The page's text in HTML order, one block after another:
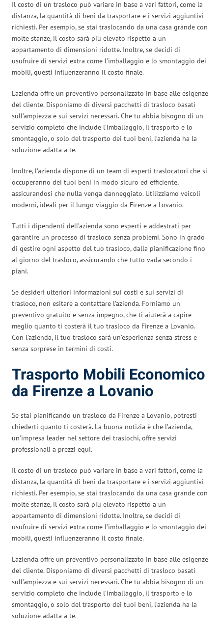
Il costo di un trasloco può variare in base a vari fattori, come la
distanza, la quantità di beni da trasportare e i servizi aggiuntivi
richiesti. Per esempio, se stai traslocando da una casa grande con
molte stanze, il costo sarà più elevato rispetto a un
appartamento di dimensioni ridotte. Inoltre, se decidi di
usufruire di servizi extra come l’imballaggio e lo smontaggio dei
mobili, questi influenzeranno il costo finale.
L’azienda offre un preventivo personalizzato in base alle esigenze
del cliente. Disponiamo di diversi pacchetti di trasloco basati
sull’ampiezza e sui servizi necessari. Che tu abbia bisogno di un
servizio completo che include l’imballaggio, il trasporto e lo
smontaggio, o solo del trasporto dei tuoi beni, l’azienda ha la
soluzione adatta a te.
Inoltre, l’azienda dispone di un team di esperti traslocatori che si
occuperanno dei tuoi beni in modo sicuro ed efficiente,
assicurandosi che nulla venga danneggiato. Utilizziamo veicoli
moderni, ideali per il lungo viaggio da Firenze a Lovanio.
Tutti i dipendenti dell’azienda sono esperti e addestrati per
garantire un processo di trasloco senza problemi. Sono in grado
di gestire ogni aspetto del tuo trasloco, dalla pianificazione fino
al giorno del trasloco, assicurando che tutto vada secondo i
piani.
Se desideri ulteriori informazioni sui costi e sui servizi di
trasloco, non esitare a contattare l’azienda. Forniamo un
preventivo gratuito e senza impegno, che ti aiuterà a capire
meglio quanto ti costerà il tuo trasloco da Firenze a Lovanio.
Con l’azienda, il tuo trasloco sarà un’esperienza senza stress e
senza sorprese in termini di costi.
Trasporto Mobili Economico
da Firenze a Lovanio
Se stai pianificando un trasloco da Firenze a Lovanio, potresti
chiederti quanto ti costerà. La buona notizia è che l’azienda,
un’impresa leader nel settore dei traslochi, offre servizi
professionali a prezzi equi.
Il costo di un trasloco può variare in base a vari fattori, come la
distanza, la quantità di beni da trasportare e i servizi aggiuntivi
richiesti. Per esempio, se stai traslocando da una casa grande con
molte stanze, il costo sarà più elevato rispetto a un
appartamento di dimensioni ridotte. Inoltre, se decidi di
usufruire di servizi extra come l’imballaggio e lo smontaggio dei
mobili, questi influenzeranno il costo finale.
L’azienda offre un preventivo personalizzato in base alle esigenze
del cliente. Disponiamo di diversi pacchetti di trasloco basati
sull’ampiezza e sui servizi necessari. Che tu abbia bisogno di un
servizio completo che include l’imballaggio, il trasporto e lo
smontaggio, o solo del trasporto dei tuoi beni, l’azienda ha la
soluzione adatta a te.